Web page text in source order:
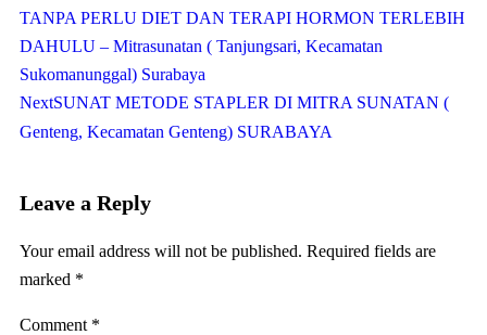
TANPA PERLU DIET DAN TERAPI HORMON TERLEBIH
DAHULU – Mitrasunatan ( Tanjungsari, Kecamatan
Sukomanunggal) Surabaya
NextSUNAT METODE STAPLER DI MITRA SUNATAN (
Genteng, Kecamatan Genteng) SURABAYA
Leave a Reply
Your email address will not be published. Required fields are
marked *
Comment *